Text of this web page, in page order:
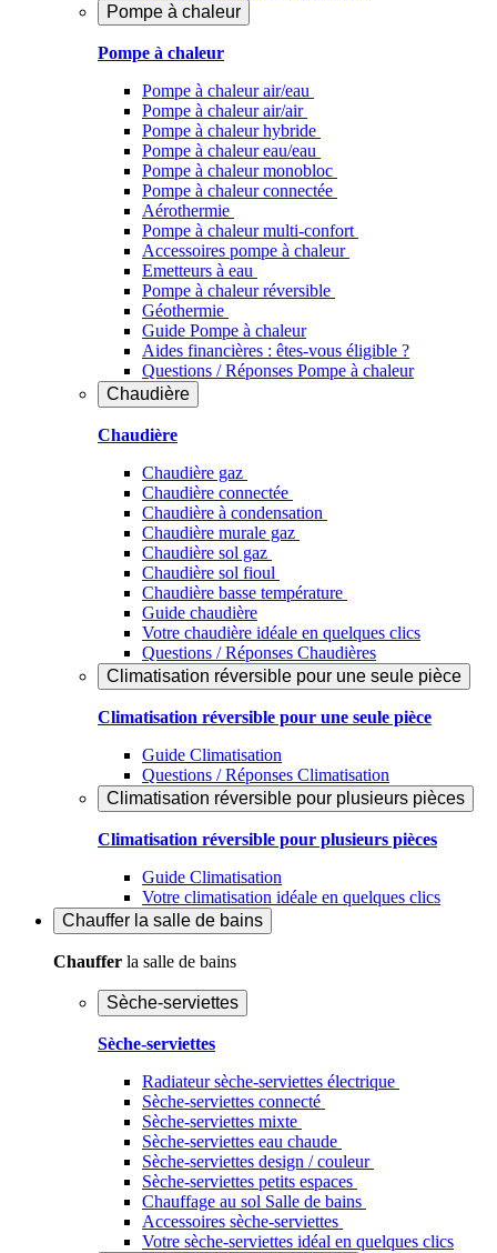
Pompe à chaleur
Pompe à chaleur
Pompe à chaleur air/eau
Pompe à chaleur air/air
Pompe à chaleur hybride
Pompe à chaleur​ eau/eau
Pompe à chaleur monobloc
Pompe à chaleur connectée
Aérothermie
Pompe à chaleur multi-confort
Accessoires pompe à chaleur
Emetteurs à eau
Pompe à chaleur réversible
Géothermie
Guide Pompe à chaleur
Aides financières : êtes-vous éligible ?
Questions / Réponses Pompe à chaleur
Chaudière
Chaudière
Chaudière gaz
Chaudière connectée
Chaudière à condensation
Chaudière murale gaz
Chaudière sol gaz
Chaudière sol fioul
Chaudière basse température
Guide chaudière
Votre chaudière idéale en quelques clics
Questions / Réponses Chaudières
Climatisation réversible pour une seule pièce
Climatisation réversible pour une seule pièce
Guide Climatisation
Questions / Réponses Climatisation
Climatisation réversible pour plusieurs pièces
Climatisation réversible pour plusieurs pièces
Guide Climatisation
Votre climatisation idéale en quelques clics
Chauffer la salle de bains
Chauffer la salle de bains
Sèche-serviettes
Sèche-serviettes
Radiateur sèche-serviettes électrique
Sèche-serviettes connecté
Sèche-serviettes mixte
Sèche-serviettes eau chaude
Sèche-serviettes design / couleur
Sèche-serviettes petits espaces
Chauffage au sol Salle de bains
Accessoires sèche-serviettes
Votre sèche-serviettes idéal en quelques clics